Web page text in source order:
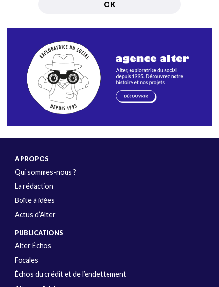
A PROPOS
Qui sommes-nous ?
La rédaction
Boîte à idées
Actus d’Alter
PUBLICATIONS
Alter Échos
Focales
Échos du crédit et de l’endettement